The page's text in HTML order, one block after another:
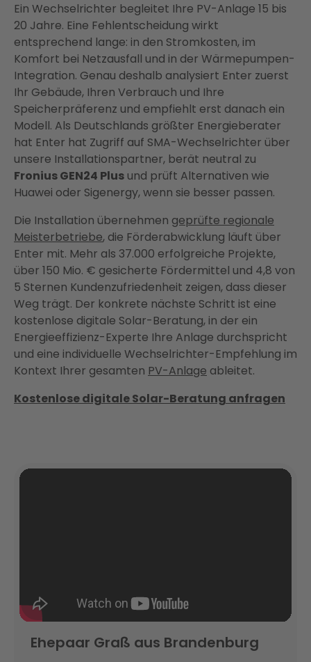
Ein Wechselrichter begleitet Ihre PV-Anlage 15 bis
20 Jahre. Eine Fehlentscheidung wirkt
entsprechend lange: in den Stromkosten, im
Komfort bei Netzausfall und in der Wärmepumpen-
Integration. Genau deshalb analysiert Enter zuerst
Ihr Gebäude, Ihren Verbrauch und Ihre
Speicherpräferenz und empfiehlt erst danach ein
Modell. Als Deutschlands größter Energieberater
hat Enter hat Zugriff auf SMA-Wechselrichter über
unsere Installationspartner, berät neutral zu
Fronius GEN24 Plus und prüft Alternativen wie
Huawei oder Sigenergy, wenn sie besser passen.
Die Installation übernehmen geprüfte regionale
Meisterbetriebe, die Förderabwicklung läuft über
Enter mit. Mehr als 37.000 erfolgreiche Projekte,
über 150 Mio. € gesicherte Fördermittel und 4,8 von
5 Sternen Kundenzufriedenheit zeigen, dass dieser
Weg trägt. Der konkrete nächste Schritt ist eine
kostenlose digitale Solar-Beratung, in der ein
Energieeffizienz-Experte Ihre Anlage durchspricht
und eine individuelle Wechselrichter-Empfehlung im
Kontext Ihrer gesamten PV-Anlage ableitet.
Kostenlose digitale Solar-Beratung anfragen
Ehepaar Graß aus Brandenburg